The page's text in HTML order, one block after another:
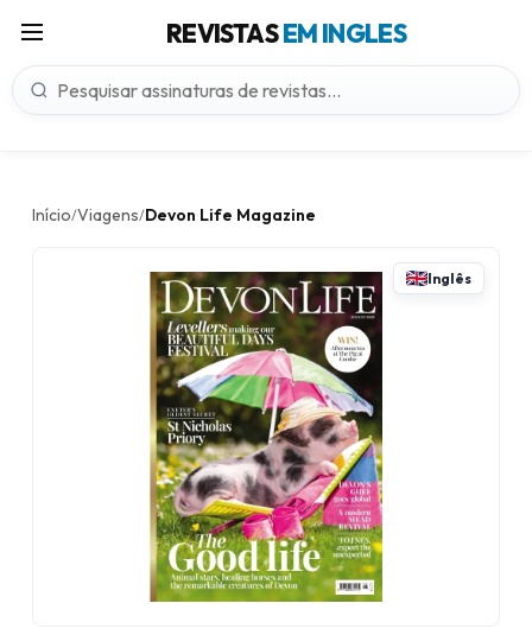
REVISTASEM INGLES
Início/Viagens/Devon Life Magazine
Inglês